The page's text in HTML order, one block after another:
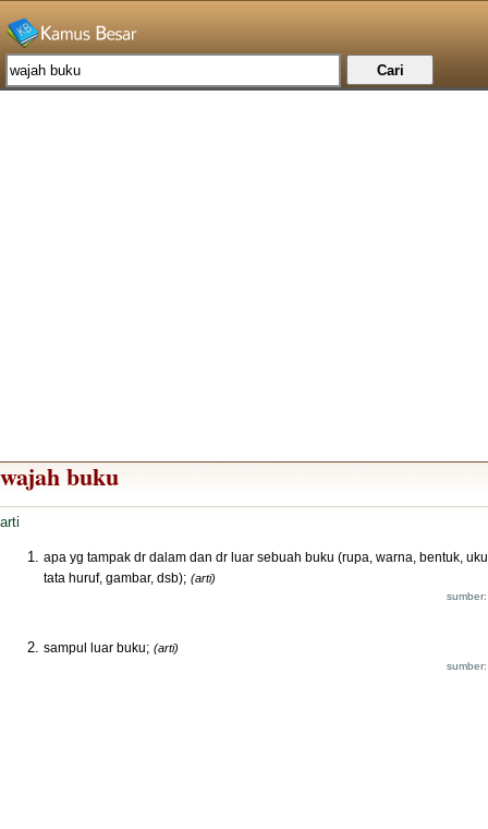
wajah buku
arti
apa yg tampak dr dalam dan dr luar sebuah buku (rupa, warna, bentuk,
tata huruf, gambar, dsb); (arti)
sampul luar buku; (arti)